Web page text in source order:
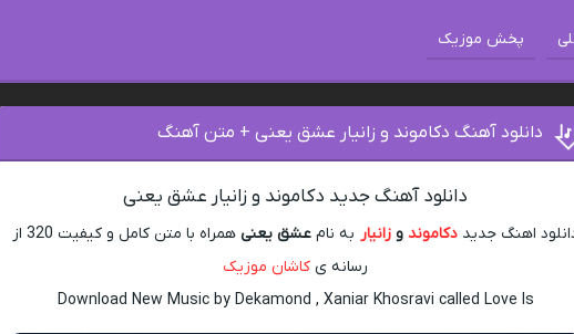
پخش موزیک
دانلود آهنگ دکاموند و زانیار عشق یعنی + متن آهنگ
دانلود آهنگ جدید دکاموند و زانیار عشق یعنی
اهنگ جدید دکاموندو زانیار به نام عشق یعنی
همراه با متن کامل و کیفیت 320 از
رسانه ی کاشان موزیک
Download New Music by Dekamond , Xaniar Khosravi called Love Is